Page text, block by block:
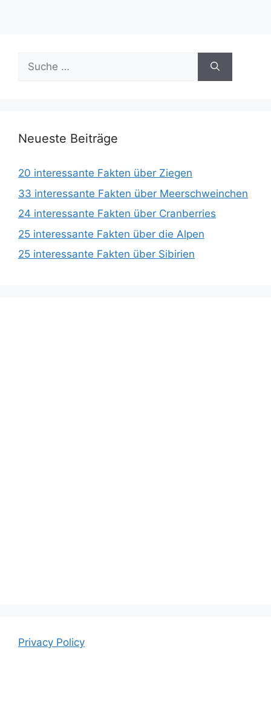
Suche
nach:
Neueste Beiträge
20 interessante Fakten über Ziegen
33 interessante Fakten über Meerschweinchen
24 interessante Fakten über Cranberries
25 interessante Fakten über die Alpen
25 interessante Fakten über Sibirien
Privacy Policy